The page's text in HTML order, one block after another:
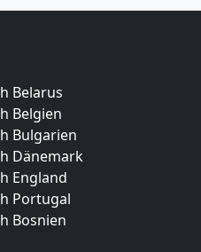
Belarus
Belgien
Bulgarien
Dänemark
England
Portugal
Bosnien